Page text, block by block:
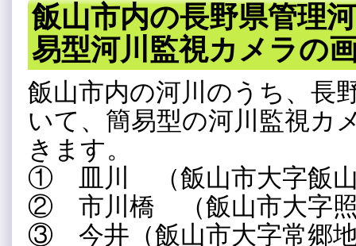
飯山市内の長野県管理
易型河川監視カメラの
飯山市内の河川のうち、長
いて、簡易型の河川監視カ
きます。
① 皿川 （飯山市大字飯山
② 市川橋 （飯山市大字照
③ 今井（飯山市大字常郷